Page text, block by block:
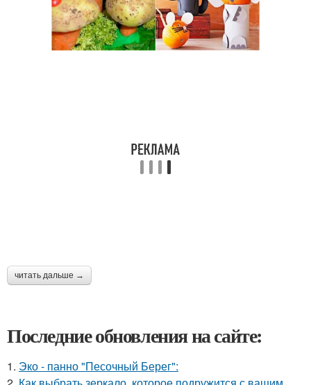
читать дальше →
Последние обновления на сайте:
1. Эко - панно "Песочный Берег":